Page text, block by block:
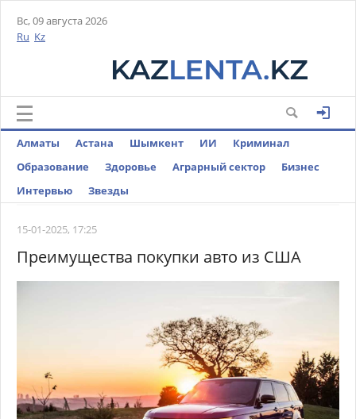
Вс, 09 августа 2026
Ru Kz
Алматы Астана Шымкент ИИ
Криминал
Образование
Здоровье Аграрный сектор
Бизнес
Интервью
Звезды
15-01-2025, 17:25
Преимущества покупки авто из США